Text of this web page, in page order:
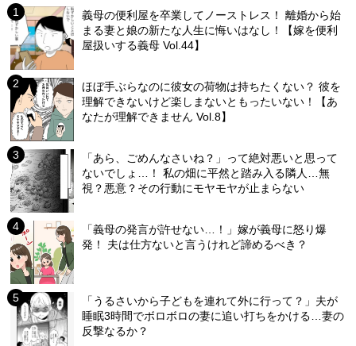
義母の便利屋を卒業してノーストレス！ 離婚から始
まる妻と娘の新たな人生に悔いはなし！【嫁を便利
屋扱いする義母 Vol.44】
ほぼ手ぶらなのに彼女の荷物は持ちたくない？ 彼を
理解できないけど楽しまないともったいない！【あ
なたが理解できません Vol.8】
「あら、ごめんなさいね？」って絶対悪いと思って
ないでしょ…！ 私の畑に平然と踏み入る隣人…無
視？悪意？その行動にモヤモヤが止まらない
「義母の発言が許せない…！」嫁が義母に怒り爆
発！ 夫は仕方ないと言うけれど諦めるべき？
「うるさいから子どもを連れて外に行って？」夫が
睡眠3時間でボロボロの妻に追い打ちをかける…妻の
反撃なるか？